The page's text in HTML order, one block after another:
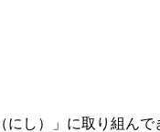
し）」に取り組んで